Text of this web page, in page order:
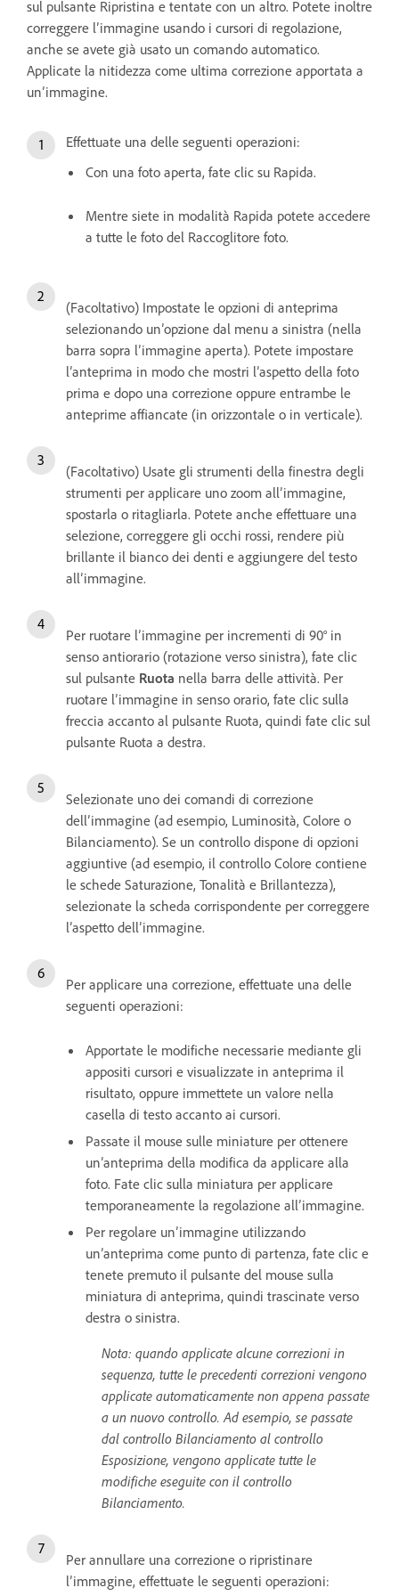
sul pulsante Ripristina e tentate con un altro. Potete inoltre
correggere l’immagine usando i cursori di regolazione,
anche se avete già usato un comando automatico.
Applicate la nitidezza come ultima correzione apportata a
un’immagine.
Effettuate una delle seguenti operazioni:
Con una foto aperta, fate clic su Rapida.
Mentre siete in modalità Rapida potete accedere
a tutte le foto del Raccoglitore foto.
(Facoltativo) Impostate le opzioni di anteprima
selezionando un’opzione dal menu a sinistra (nella
barra sopra l’immagine aperta). Potete impostare
l’anteprima in modo che mostri l’aspetto della foto
prima e dopo una correzione oppure entrambe le
anteprime affiancate (in orizzontale o in verticale).
(Facoltativo) Usate gli strumenti della finestra degli
strumenti per applicare uno zoom all’immagine,
spostarla o ritagliarla. Potete anche effettuare una
selezione, correggere gli occhi rossi, rendere più
brillante il bianco dei denti e aggiungere del testo
all’immagine.
Per ruotare l’immagine per incrementi di 90° in
senso antiorario (rotazione verso sinistra), fate clic
sul pulsante Ruota nella barra delle attività. Per
ruotare l’immagine in senso orario, fate clic sulla
freccia accanto al pulsante Ruota, quindi fate clic sul
pulsante Ruota a destra.
Selezionate uno dei comandi di correzione
dell’immagine (ad esempio, Luminosità, Colore o
Bilanciamento). Se un controllo dispone di opzioni
aggiuntive (ad esempio, il controllo Colore contiene
le schede Saturazione, Tonalità e Brillantezza),
selezionate la scheda corrispondente per correggere
l’aspetto dell’immagine.
Per applicare una correzione, effettuate una delle
seguenti operazioni:
Apportate le modifiche necessarie mediante gli
appositi cursori e visualizzate in anteprima il
risultato, oppure immettete un valore nella
casella di testo accanto ai cursori.
Passate il mouse sulle miniature per ottenere
un’anteprima della modifica da applicare alla
foto. Fate clic sulla miniatura per applicare
temporaneamente la regolazione all’immagine.
Per regolare un’immagine utilizzando
un’anteprima come punto di partenza, fate clic e
tenete premuto il pulsante del mouse sulla
miniatura di anteprima, quindi trascinate verso
destra o sinistra.
Nota: quando applicate alcune correzioni in
sequenza, tutte le precedenti correzioni vengono
applicate automaticamente non appena passate
a un nuovo controllo. Ad esempio, se passate
dal controllo Bilanciamento al controllo
Esposizione, vengono applicate tutte le
modifiche eseguite con il controllo
Bilanciamento.
Per annullare una correzione o ripristinare
l’immagine, effettuate le seguenti operazioni: